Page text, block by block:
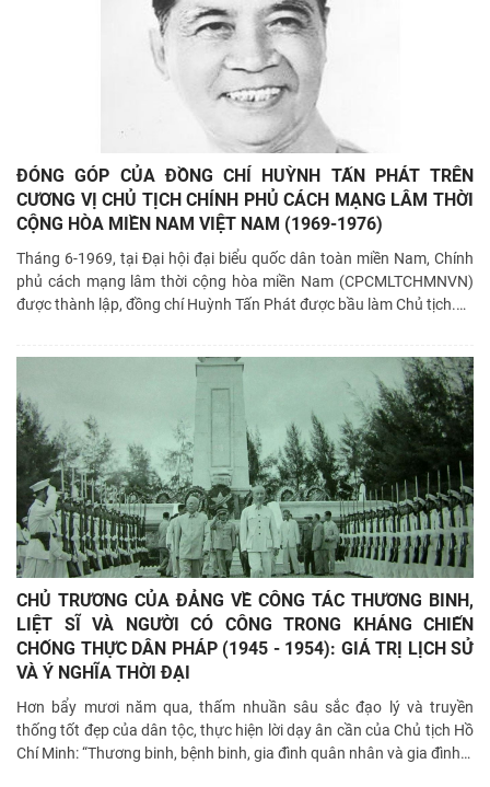
ĐÓNG GÓP CỦA ĐỒNG CHÍ HUỲNH TẤN PHÁT TRÊN
CƯƠNG VỊ CHỦ TỊCH CHÍNH PHỦ CÁCH MẠNG LÂM THỜI
CỘNG HÒA MIỀN NAM VIỆT NAM (1969-1976)
Tháng 6-1969, tại Đại hội đại biểu quốc dân toàn miền Nam, Chính
phủ cách mạng lâm thời cộng hòa miền Nam (CPCMLTCHMNVN)
được thành lập, đồng chí Huỳnh Tấn Phát được bầu làm Chủ tịch.…
CHỦ TRƯƠNG CỦA ĐẢNG VỀ CÔNG TÁC THƯƠNG BINH,
LIỆT SĨ VÀ NGƯỜI CÓ CÔNG TRONG KHÁNG CHIẾN
CHỐNG THỰC DÂN PHÁP (1945 - 1954): GIÁ TRỊ LỊCH SỬ
VÀ Ý NGHĨA THỜI ĐẠI
Hơn bẩy mươi năm qua, thấm nhuần sâu sắc đạo lý và truyền
thống tốt đẹp của dân tộc, thực hiện lời dạy ân cần của Chủ tịch Hồ
Chí Minh: “Thương binh, bệnh binh, gia đình quân nhân và gia đình…